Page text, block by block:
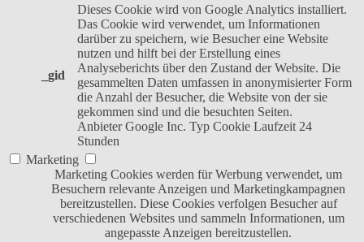
_gid
Dieses Cookie wird von Google Analytics installiert.
Das Cookie wird verwendet, um Informationen
darüber zu speichern, wie Besucher eine Website
nutzen und hilft bei der Erstellung eines
Analyseberichts über den Zustand der Website. Die
gesammelten Daten umfassen in anonymisierter Form
die Anzahl der Besucher, die Website von der sie
gekommen sind und die besuchten Seiten.
Anbieter Google Inc. Typ Cookie Laufzeit 24
Stunden
Marketing
Marketing Cookies werden für Werbung verwendet, um
Besuchern relevante Anzeigen und Marketingkampagnen
bereitzustellen. Diese Cookies verfolgen Besucher auf
verschiedenen Websites und sammeln Informationen, um
angepasste Anzeigen bereitzustellen.